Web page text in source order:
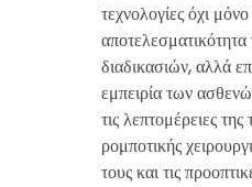
τεχνολογίες όχι
διαδικασιών, αλλά
εμπειρία των
τις λεπτομέρειες της
ρομποτικής
τους και τις